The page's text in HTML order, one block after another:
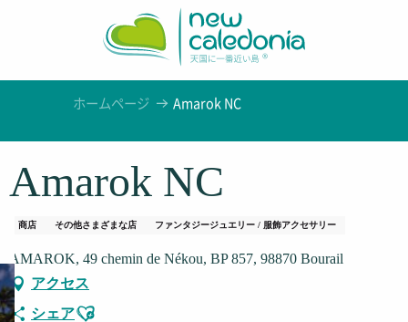
ホームページ Amarok NC
Amarok NC
商店 その他さまざまな店 ファンタジージュエリー / 服飾アクセサリー
AMAROK, 49 chemin de Nékou, BP 857, 98870 Bourail
アクセス
シェアAjouter aux favoris